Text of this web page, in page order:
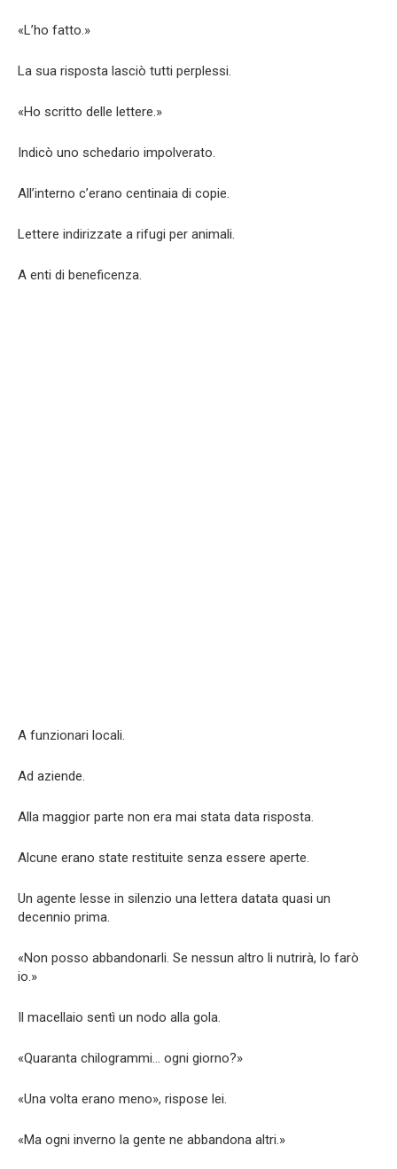
«L’ho fatto.»
La sua risposta lasciò tutti perplessi.
«Ho scritto delle lettere.»
Indicò uno schedario impolverato.
All’interno c’erano centinaia di copie.
Lettere indirizzate a rifugi per animali.
A enti di beneficenza.
A funzionari locali.
Ad aziende.
Alla maggior parte non era mai stata data risposta.
Alcune erano state restituite senza essere aperte.
Un agente lesse in silenzio una lettera datata quasi un
decennio prima.
«Non posso abbandonarli. Se nessun altro li nutrirà, lo farò
io.»
Il macellaio sentì un nodo alla gola.
«Quaranta chilogrammi… ogni giorno?»
«Una volta erano meno», rispose lei.
«Ma ogni inverno la gente ne abbandona altri.»